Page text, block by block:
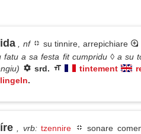
, nf
su tinnire, arrepichiare
fatu a sa festa fit cumpridu ◊ a su
srd. tintement
.
, vrb: tzennire
sonare